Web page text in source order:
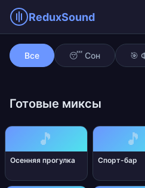
ReduxSound
Все 😴 Сон 🎯
Готовые миксы
🎵
Осенняя прогулка
🎵
Спорт-бар